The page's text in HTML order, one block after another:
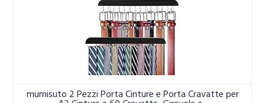
mumisuto 2 Pezzi Porta Cinture e Porta Cravatte per